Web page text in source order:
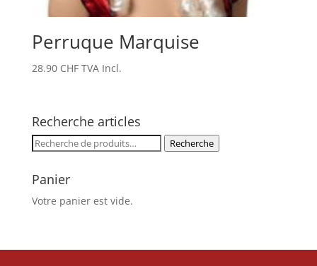
Perruque Marquise
28.90 CHF TVA Incl.
Recherche articles
Recherche
Recherche
Panier
Votre panier est vide.